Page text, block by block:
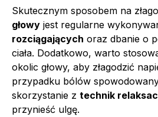
Skutecznym sposobem na
głowy jest regularne
rozciągających oraz dbanie o
ciała. Dodatkowo, warto
okolic głowy, aby złagodzić
przypadku bólów
skorzystanie z technik
przynieść ulgę.